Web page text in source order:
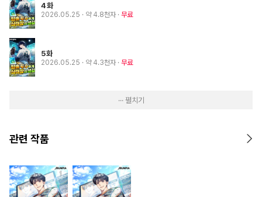
4화
2026.05.25 · 약 4.8천자 무료
5화
2026.05.25 · 약 4.3천자 무료
··· 펼치기
관련 작품